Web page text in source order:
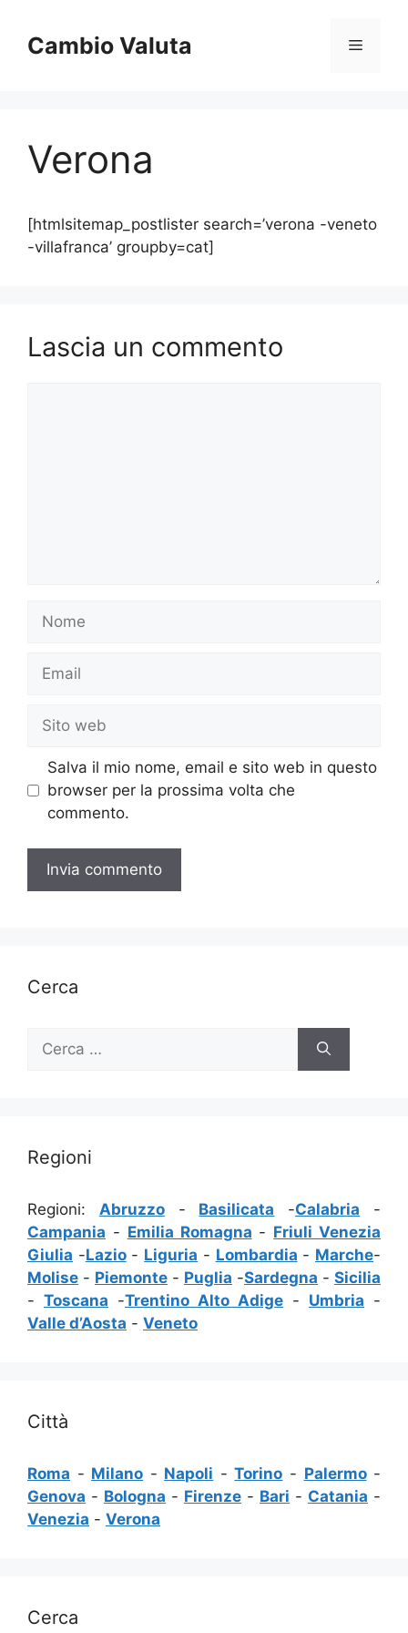
contenuto
Cambio Valuta Menu
Verona
[htmlsitemap_postlister search=’verona -veneto
-villafranca’ groupby=cat]
Lascia un commento
Nome
Email
Sito
web
Salva il mio nome, email e sito web in questo
browser per la prossima volta che
commento.
Cerca
per:
Regioni
Regioni: Abruzzo- Basilicata -Calabria -
Campania - Emilia Romagna - Friuli Venezia
Giulia -Lazio- Liguria - Lombardia - Marche-
Molise - Piemonte - Puglia -Sardegna - Sicilia
- Toscana -Trentino Alto Adige - Umbria -
Valle d’Aosta - Veneto
Città
Roma - Milano - Napoli -Torino - Palermo-
Genova - Bologna - Firenze - Bari - Catania -
Venezia - Verona
Cerca